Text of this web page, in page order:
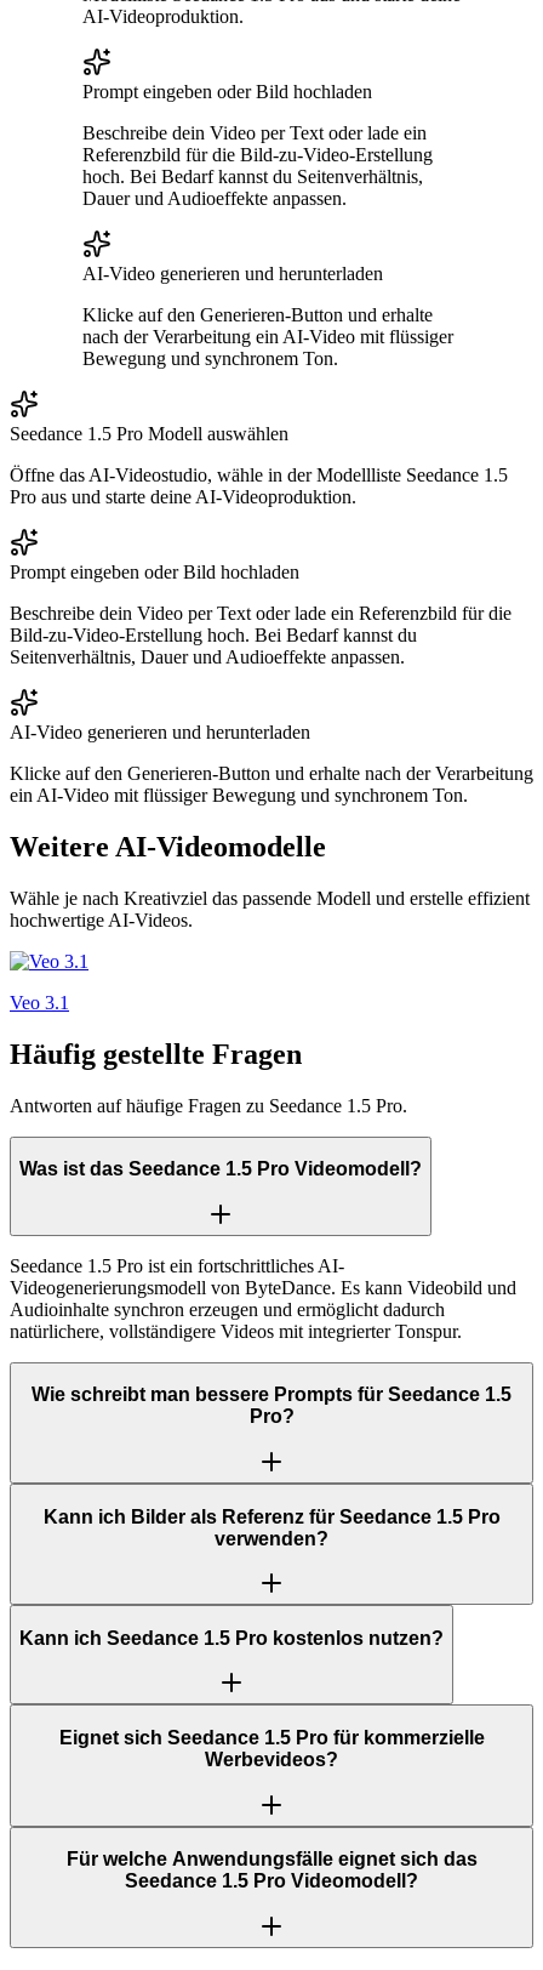
AI-Videoproduktion.
Prompt eingeben oder Bild hochladen
Beschreibe dein Video per Text oder lade ein
Referenzbild für die Bild-zu-Video-Erstellung
hoch. Bei Bedarf kannst du Seitenverhältnis,
Dauer und Audioeffekte anpassen.
AI-Video generieren und herunterladen
Klicke auf den Generieren-Button und erhalte
nach der Verarbeitung ein AI-Video mit flüssiger
Bewegung und synchronem Ton.
Seedance 1.5 Pro Modell auswählen
Öffne das AI-Videostudio, wähle in der Modellliste Seedance 1.5
Pro aus und starte deine AI-Videoproduktion.
Prompt eingeben oder Bild hochladen
Beschreibe dein Video per Text oder lade ein Referenzbild für die
Bild-zu-Video-Erstellung hoch. Bei Bedarf kannst du
Seitenverhältnis, Dauer und Audioeffekte anpassen.
AI-Video generieren und herunterladen
Klicke auf den Generieren-Button und erhalte nach der Verarbeitung
ein AI-Video mit flüssiger Bewegung und synchronem Ton.
Weitere AI-Videomodelle
Wähle je nach Kreativziel das passende Modell und erstelle effizient
hochwertige AI-Videos.
Veo 3.1
Häufig gestellte Fragen
Antworten auf häufige Fragen zu Seedance 1.5 Pro.
Was ist das Seedance 1.5 Pro Videomodell?
Seedance 1.5 Pro ist ein fortschrittliches AI-
Videogenerierungsmodell von ByteDance. Es kann Videobild und
Audioinhalte synchron erzeugen und ermöglicht dadurch
natürlichere, vollständigere Videos mit integrierter Tonspur.
Wie schreibt man bessere Prompts für Seedance 1.5
Pro?
Kann ich Bilder als Referenz für Seedance 1.5 Pro
verwenden?
Kann ich Seedance 1.5 Pro kostenlos nutzen?
Eignet sich Seedance 1.5 Pro für kommerzielle
Werbevideos?
Für welche Anwendungsfälle eignet sich das
Seedance 1.5 Pro Videomodell?